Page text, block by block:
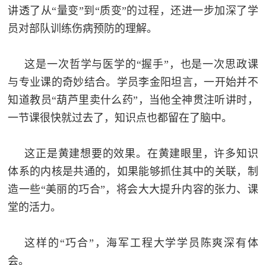
讲透了从“量变”到“质变”的过程，还进一步加深了学
员对部队训练伤病预防的理解。
这是一次哲学与医学的“握手”，也是一次思政课
与专业课的奇妙结合。学员李金阳坦言，一开始并不
知道教员“葫芦里卖什么药”，当他全神贯注听讲时，
一节课很快就过去了，知识点也都留在了脑中。
这正是黄建想要的效果。在黄建眼里，许多知识
体系的内核是共通的，如果能够抓住其中的关联，制
造一些“美丽的巧合”，将会大大提升内容的张力、课
堂的活力。
这样的“巧合”，海军工程大学学员陈爽深有体
会。